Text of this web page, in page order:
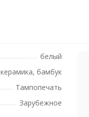
белый
керамика, бамбук
Тампопечать
Зарубежное